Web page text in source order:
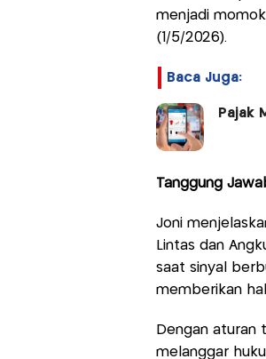
menjadi
(1/5/2026).
Baca Juga:
Pajak
Tanggung
Joni
Lintas dan
saat sinyal
memberikan
Dengan aturan
melanggar